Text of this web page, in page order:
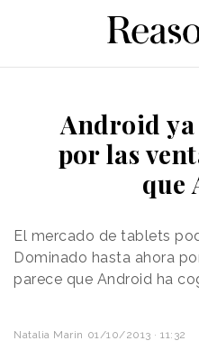
Android
por las
que
El mercado de tablets
Dominado hasta ahora
parece que Android ha
Natalia Marin 01/10/2013 · 11:32